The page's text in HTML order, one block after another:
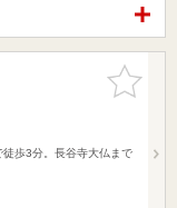
お気に入
りに追加
歩3分。長谷寺大仏まで